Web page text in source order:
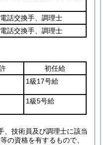
話交換手、調理士
話交換手、調理士
初任給
1級17号給
1級5号給
技術員及び調理士に該当
の資格を有するもので、